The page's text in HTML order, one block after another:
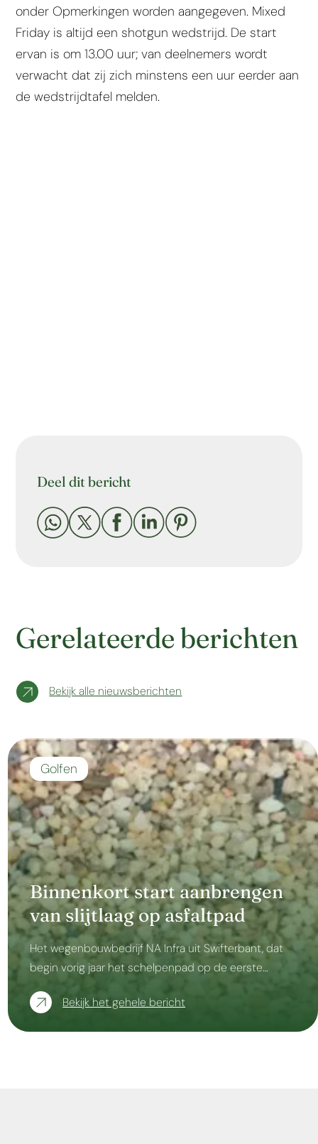
onder Opmerkingen worden aangegeven. Mixed
Friday is altijd een shotgun wedstrijd. De start
ervan is om 13.00 uur; van deelnemers wordt
verwacht dat zij zich minstens een uur eerder aan
de wedstrijdtafel melden.
Deel dit bericht
    
Gerelateerde berichten
Bekijk alle nieuwsberichten
Binnenkort start aanbrengen
van slijtlaag op asfaltpad
Golfen
Het wegenbouwbedrijf NA Infra uit Swifterbant, dat
begin vorig jaar het schelpenpad op de eerste…
Bekijk het gehele bericht